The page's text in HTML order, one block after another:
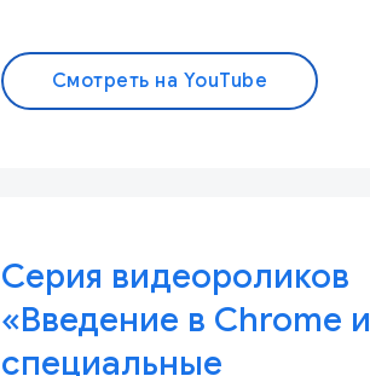
Смотреть на YouTube
Серия видеороликов
«Введение в Chrome и
специальные